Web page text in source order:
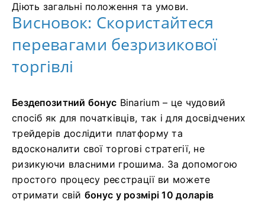
Діють загальні положення та умови.
Висновок: Скористайтеся
перевагами безризикової
торгівлі
Бездепозитний бонус Binarium– це чудовий
спосіб як для початківців, так і для досвідчених
трейдерів дослідити платформу та
вдосконалити свої торгові стратегії, не
ризикуючи власними грошима. За допомогою
простого процесу реєстрації ви можете
отримати свій бонус у розмірі 10 доларів